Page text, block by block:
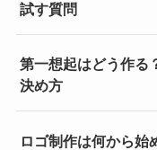
試す質問
第一想起はどう作る
決め方
ロゴ制作は何から始